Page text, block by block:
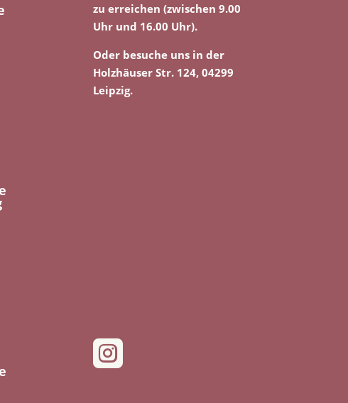
zu erreichen (zwischen 9.00
Uhr und 16.00 Uhr).
Oder besuche uns in der
Holzhäuser Str. 124, 04299
Leipzig.
